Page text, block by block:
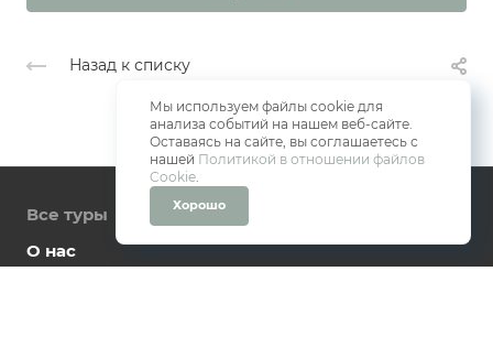
Назад к списку
Все туры
О нас
Мы используем файлы cookie для
анализа событий на нашем веб-сайте.
Оставаясь на сайте, вы соглашаетесь с
нашей Политикой в отношении файлов
Cookie.
Хорошо